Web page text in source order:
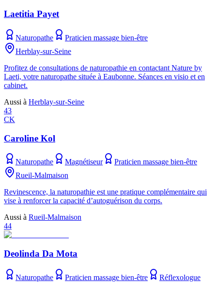
Laetitia Payet
Naturopathe
Praticien massage bien-être
Herblay-sur-Seine
Profitez de consultations de naturopathie en contactant Nature by
Laeti, votre naturopathe située à Eaubonne. Séances en visio et en
cabinet.
Aussi à Herblay-sur-Seine
43
CK
Caroline Kol
Naturopathe Magnétiseur
Praticien massage bien-être
Rueil-Malmaison
Revinescence, la naturopathie est une pratique complémentaire qui
vise à renforcer la capacité d’autoguérison du corps.
Aussi à Rueil-Malmaison
44
Deolinda Da Mota
Naturopathe Praticien massage bien-être
Réflexologue